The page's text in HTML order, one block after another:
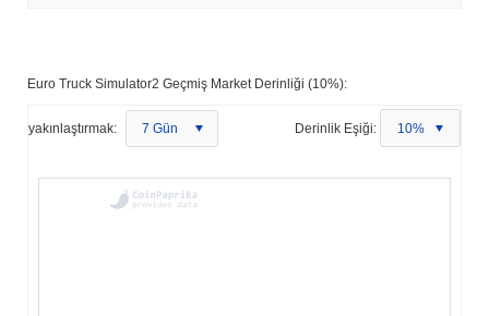
Euro Truck Simulator2 Geçmiş Market Derinliği (10%):
yakınlaştırmak: 7 Gün Derinlik Eşiği: 10%